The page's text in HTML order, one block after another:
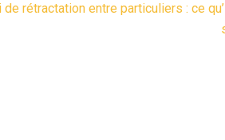
de rétractation entre particuliers : ce